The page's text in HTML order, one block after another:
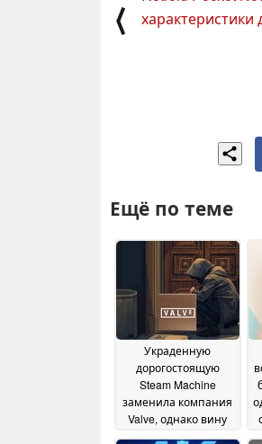
⟨
характеристики
Ещё по теме
Украденную
дорогостоящую
Steam Machine
заменила компания
Valve, однако вину